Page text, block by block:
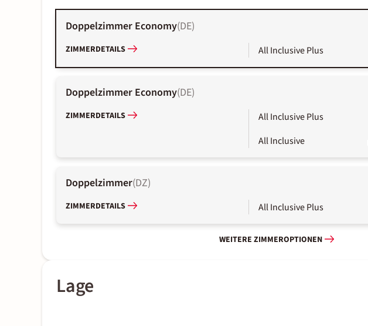
Doppelzimmer Economy(DE)
ZIMMERDETAILS All Inclusive Plus
Doppelzimmer Economy(DE)
ZIMMERDETAILS All Inclusive Plus
All Inclusive
Doppelzimmer(DZ)
ZIMMERDETAILS All Inclusive Plus
WEITERE ZIMMEROPTIONEN
Lage